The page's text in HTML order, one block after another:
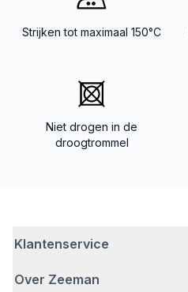
Strijken tot maximaal 150°C
Niet drogen in de
droogtrommel
Klantenservice
Veelgestelde vragen
Over Zeeman